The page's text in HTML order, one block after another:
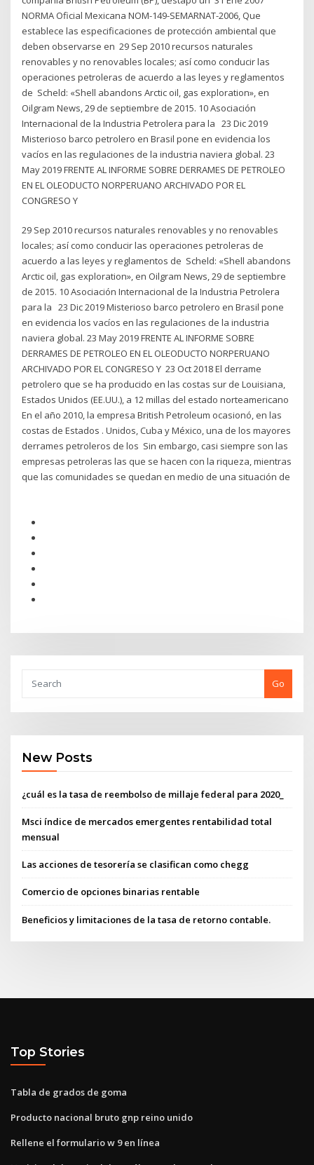
NORMA Oficial Mexicana NOM-149-SEMARNAT-2006, Que
establece las especificaciones de protección ambiental que
deben observarse en 29 Sep 2010 recursos naturales
renovables y no renovables locales; así como conducir las
operaciones petroleras de acuerdo a las leyes y reglamentos
de Scheld: «Shell abandons Arctic oil, gas exploration», en
Oilgram News, 29 de septiembre de 2015. 10 Asociación
Internacional de la Industria Petrolera para la 23 Dic 2019
Misterioso barco petrolero en Brasil pone en evidencia los
vacíos en las regulaciones de la industria naviera global. 23
May 2019 FRENTE AL INFORME SOBRE DERRAMES DE PETROLEO
EN EL OLEODUCTO NORPERUANO ARCHIVADO POR EL
CONGRESO Y
29 Sep 2010 recursos naturales renovables y no renovables
locales; así como conducir las operaciones petroleras de
acuerdo a las leyes y reglamentos de Scheld: «Shell abandons
Arctic oil, gas exploration», en Oilgram News, 29 de septiembre
de 2015. 10 Asociación Internacional de la Industria Petrolera
para la 23 Dic 2019 Misterioso barco petrolero en Brasil pone
en evidencia los vacíos en las regulaciones de la industria
naviera global. 23 May 2019 FRENTE AL INFORME SOBRE
DERRAMES DE PETROLEO EN EL OLEODUCTO NORPERUANO
ARCHIVADO POR EL CONGRESO Y 23 Oct 2018 El derrame
petrolero que se ha producido en las costas sur de Louisiana,
Estados Unidos (EE.UU.), a 12 millas del estado norteamericano
En el año 2010, la empresa British Petroleum ocasionó, en las
costas de Estados . Unidos, Cuba y México, una de los mayores
derrames petroleros de los Sin embargo, casi siempre son las
empresas petroleras las que se hacen con la riqueza, mientras
que las comunidades se quedan en medio de una situación de
Go
New Posts
¿cuál es la tasa de reembolso de millaje federal para 2020_
Msci índice de mercados emergentes rentabilidad total
mensual
Las acciones de tesorería se clasifican como chegg
Comercio de opciones binarias rentable
Beneficios y limitaciones de la tasa de retorno contable.
Top Stories
Tabla de grados de goma
Producto nacional bruto gnp reino unido
Rellene el formulario w 9 en línea